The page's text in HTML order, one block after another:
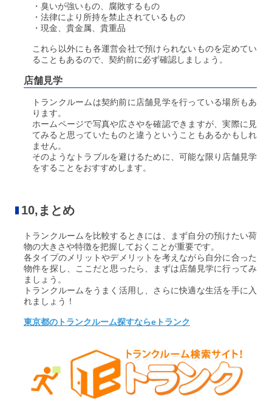
・臭いが強いもの、腐敗するもの
・法律により所持を禁止されているもの
・現金、貴金属、貴重品
これら以外にも各運営会社で預けられないものを定めてい
ることもあるので、契約前に必ず確認しましょう。
店舗見学
トランクルームは契約前に店舗見学を行っている場所もあ
ります。
ホームページで写真や広さやを確認できますが、実際に見
てみると思っていたものと違うということもあるかもしれ
ません。
そのようなトラブルを避けるために、可能な限り店舗見学
をすることをおすすめします。
10,まとめ
トランクルームを比較するときには、まず自分の預けたい荷
物の大きさや特徴を把握しておくことが重要です。
各タイプのメリットやデメリットを考えながら自分に合った
物件を探し、ここだと思ったら、まずは店舗見学に行ってみ
ましょう。
トランクルームをうまく活用し、さらに快適な生活を手に入
れましょう！
東京都のトランクルーム探すならeトランク